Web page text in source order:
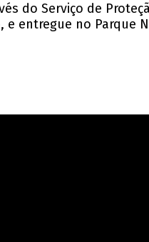
do Serviço de
entregue no Parque